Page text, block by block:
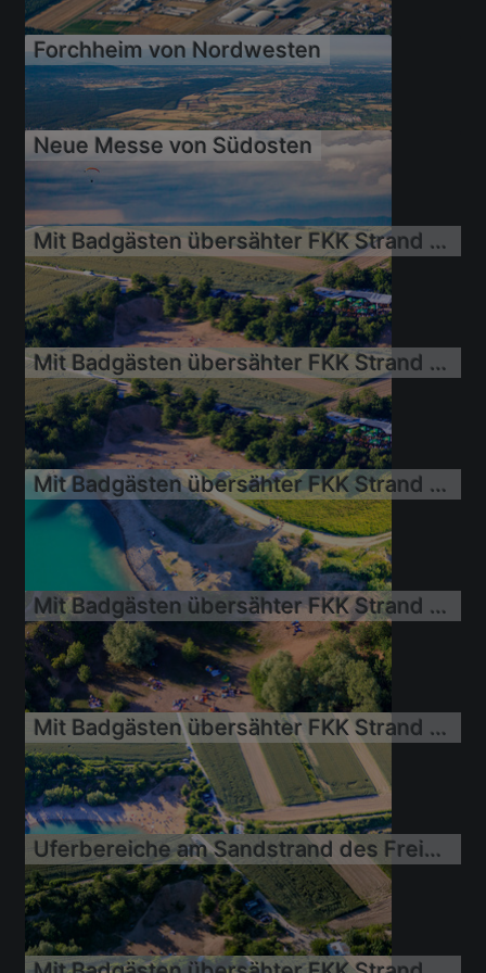
06.07.2014
06.07.2014
Forchheim von Nordwesten
06.07.2014
Neue Messe von Südosten
01.03.2014
Mit Badgästen übersähter FKK Strand Epplesee
16.06.2013
Mit Badgästen übersähter FKK Strand Epplesee
16.06.2013
Mit Badgästen übersähter FKK Strand Epplesee
16.06.2013
Mit Badgästen übersähter FKK Strand Epplesee
16.06.2013
Mit Badgästen übersähter FKK Strand Epplesee
16.06.2013
Uferbereiche am Sandstrand des Freibades Epplesee